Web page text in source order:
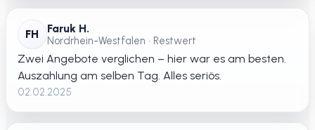
FH Faruk H.
Nordrhein-Westfalen • Restwert
Zwei Angebote verglichen – hier war es am besten.
Auszahlung am selben Tag. Alles seriös.
02.02.2025